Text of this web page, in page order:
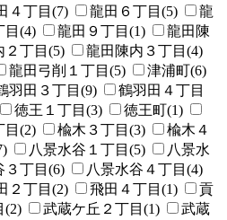
４丁目(7) 龍田６丁目(5)
龍
目(4) 龍田９丁目(1)
龍田陳
２丁目(5)
龍田陳内３丁目(4)
龍田弓削１丁目(5)
津浦町(6)
羽田３丁目(9)
鶴羽田４丁目
徳王１丁目(3)
徳王町(1)
目(2) 楡木３丁目(3)
楡木４
八景水谷１丁目(5)
八景水
３丁目(6)
八景水谷４丁目(4)
２丁目(2) 飛田４丁目(1)
貢
(2) 武蔵ケ丘２丁目(1)
武蔵